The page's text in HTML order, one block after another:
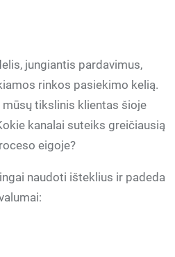
jungiantis pardavimus,
rinkos pasiekimo kelią.
tikslinis klientas šioje
kanalai suteiks greičiausią
eigoje?
naudoti išteklius ir padeda